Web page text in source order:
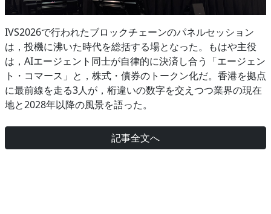
IVS2026で行われたブロックチェーンのパネルセッション
は，投機に沸いた時代を総括する場となった。もはや主役
は，AIエージェント同士が自律的に決済し合う「エージェン
ト・コマース」と，株式・債券のトークン化だ。香港を拠点
に最前線を走る3人が，桁違いの数字を交えつつ業界の現在
地と2028年以降の風景を語った。
記事全文へ